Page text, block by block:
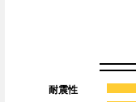
耐震性